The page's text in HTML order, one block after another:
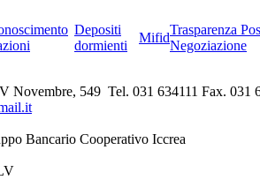
Depositi
dormienti
Mifid
Trasparenza
Negoziazione
Novembre, 549 Tel. 031 634111 Fax. 031
Bancario Cooperativo Iccrea